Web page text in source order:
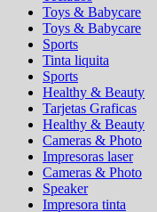
Toys & Babycare
Toys & Babycare
Sports
Tinta liquita
Sports
Healthy & Beauty
Tarjetas Graficas
Healthy & Beauty
Cameras & Photo
Impresoras laser
Cameras & Photo
Speaker
Impresora tinta